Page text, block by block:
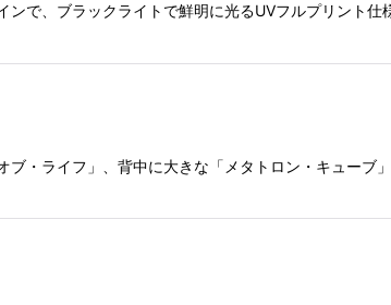
で、ブラックライトで鮮明に光るUVフルプリント
・ライフ」、背中に大きな「メタトロン・キューブ